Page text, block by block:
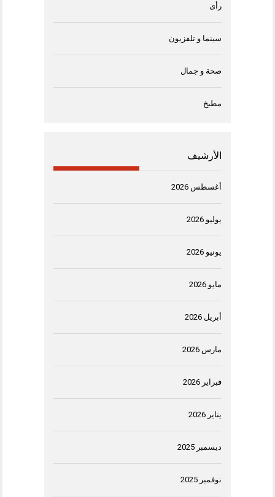
رأى
سينما و تلفزيون
صحة و جمال
مطبخ
الأرشيف
أغسطس 2026
يوليو 2026
يونيو 2026
مايو 2026
أبريل 2026
مارس 2026
فبراير 2026
يناير 2026
ديسمبر 2025
نوفمبر 2025